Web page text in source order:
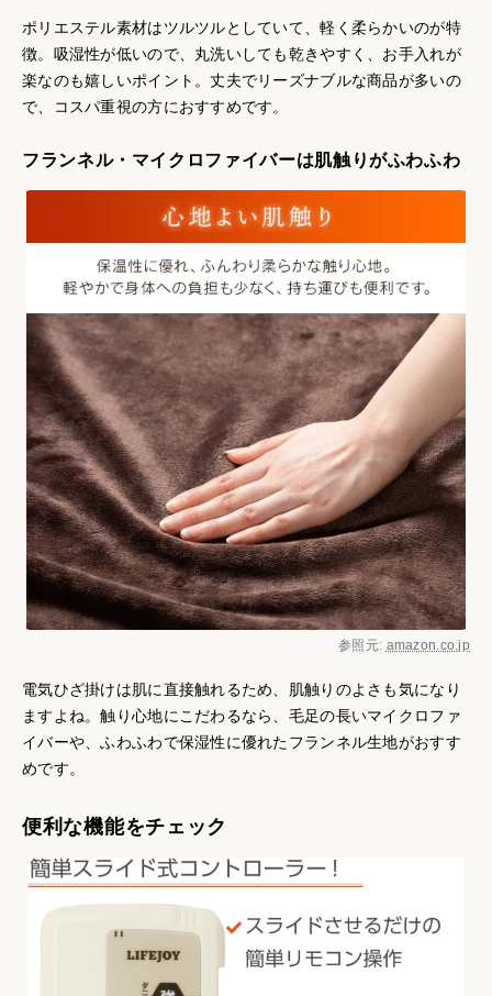
ポリエステル素材はツルツルとしていて、軽く柔らかいのが特
徴。吸湿性が低いので、丸洗いしても乾きやすく、お手入れが
楽なのも嬉しいポイント。丈夫でリーズナブルな商品が多いの
で、コスパ重視の方におすすめです。
フランネル・マイクロファイバーは肌触りがふわふわ
参照元: amazon.co.jp
電気ひざ掛けは肌に直接触れるため、肌触りのよさも気になり
ますよね。触り心地にこだわるなら、毛足の長いマイクロファ
イバーや、ふわふわで保湿性に優れたフランネル生地がおすす
めです。
便利な機能をチェック